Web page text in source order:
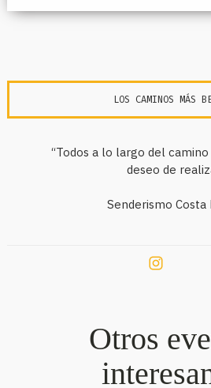
LOS CAMINOS MÁS
“Todos a lo largo del
deseo de
Senderismo Costa
Otros